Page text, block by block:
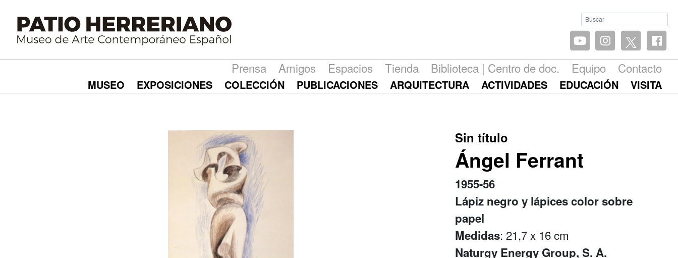
Prensa Amigos Espacios Tienda Biblioteca | Centro de doc. Equipo Contacto
MUSEO EXPOSICIONES COLECCIÓN PUBLICACIONES ARQUITECTURA ACTIVIDADES EDUCACIÓN VISITA
Sin título
Ángel Ferrant
1955-56
Lápiz negro y lápices color sobre
papel
Medidas: 21,7 x 16 cm
Naturgy Energy Group, S. A.